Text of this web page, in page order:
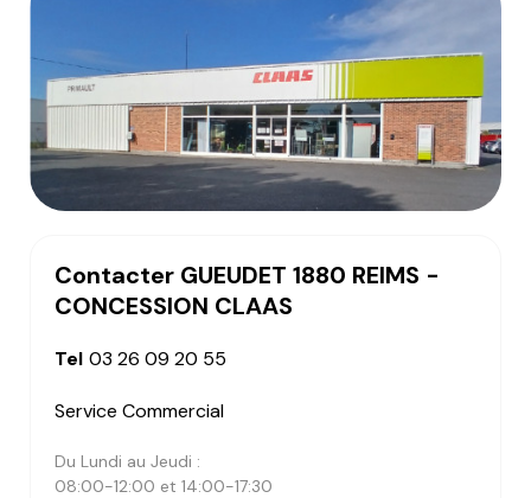
Contacter GUEUDET 1880 REIMS -
CONCESSION CLAAS
Tel 03 26 09 20 55
Service Commercial
Du Lundi au Jeudi :
08:00-12:00 et 14:00-17:30